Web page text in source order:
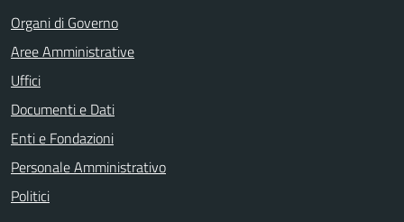
Organi di Governo
Aree Amministrative
Uffici
Documenti e Dati
Enti e Fondazioni
Personale Amministrativo
Politici